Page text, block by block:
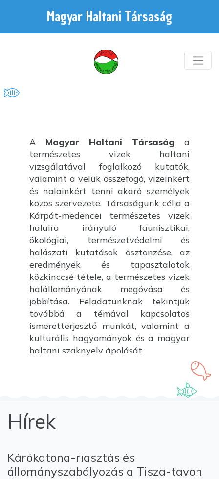
Magyar Haltani Társaság
A Magyar Haltani Társaság a
természetes vizek haltani
vizsgálatával foglalkozó kutatók,
valamint a velük összefogó, vizeinkért
és halainkért tenni akaró személyek
közös szervezete. Társaságunk célja a
Kárpát-medencei természetes vizek
halaira irányuló faunisztikai,
ökológiai, természetvédelmi és
halászati kutatások ösztönzése, az
eredmények és tapasztalatok
közkinccsé tétele, a természetes vizek
halállományának megóvása és
jobbítása. Feladatunknak tekintjük
továbbá a témával kapcsolatos
ismeretterjesztő munkát, valamint a
kulturális hagyományok és a magyar
haltani szaknyelv ápolását.
Hírek
Kárókatona-riasztás és
állományszabályozás a Tisza-tavon